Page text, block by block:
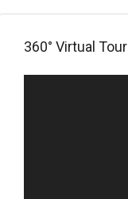
360° Virtual Tour